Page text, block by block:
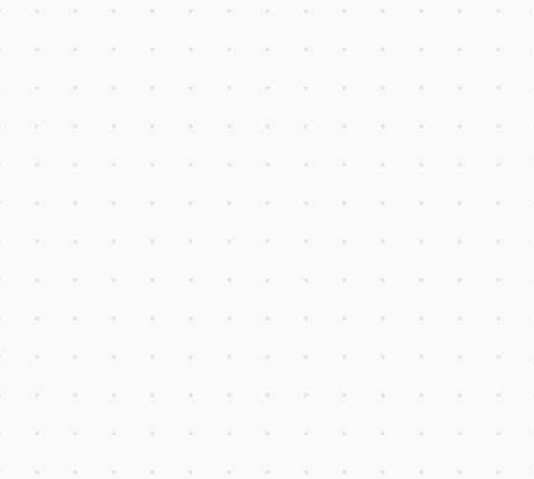
Presensi Mobile
smartphone berdasarkan
Pengajuan Cuti
karyawan menjadi lebih
Pengajuan Ijin
dapat tercatat dengan baik